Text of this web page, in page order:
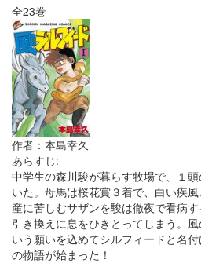
全23巻
作者：本島幸久
あらすじ:
中学生の森川駿が暮らす牧場で、１
いた。母馬は桜花賞３着で、白い疾
産に苦しむサザンを駿は徹夜で看病
引き換えに息をひきとってしまう。
いう願いを込めてシルフィードと名
の物語が始まった！